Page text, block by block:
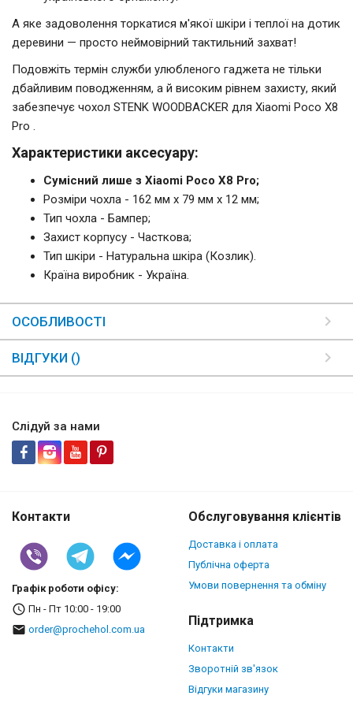
А яке задоволення торкатися м'якої шкіри і теплої на дотик
деревини — просто неймовірний тактильний захват!
Подовжіть термін служби улюбленого гаджета не тільки
дбайливим поводженням, а й високим рівнем захисту, який
забезпечує чохол STENK WOODBACKER для Xiaomi Poco X8
Pro .
Характеристики аксесуару:
Сумісний лише з Xiaomi Poco X8 Pro;
Розміри чохла - 162 мм x 79 мм x 12 мм;
Тип чохла - Бампер;
Захист корпусу - Часткова;
Тип шкіри - Натуральна шкіра (Козлик).
Країна виробник - Україна.
ОСОБЛИВОСТІ
ВІДГУКИ ()
Слідуй за нами
Контакти
Графік роботи офісу:
Пн - Пт 10:00 - 19:00
order@prochehol.com.ua
Обслуговування клієнтів
Доставка і оплата
Публічна оферта
Умови повернення та обміну
Підтримка
Контакти
Зворотній зв'язок
Відгуки магазину